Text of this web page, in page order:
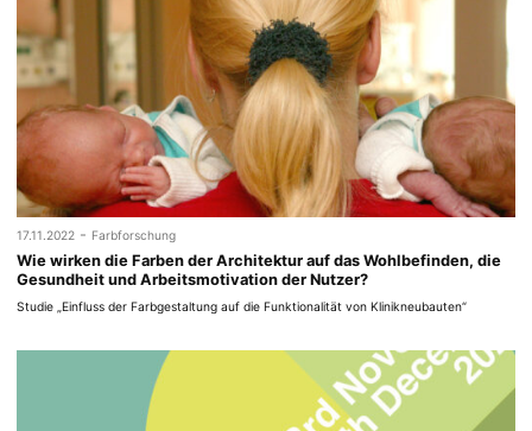
17.11.2022 - Farbforschung
Wie wirken die Farben der Architektur auf das Wohlbefinden, die
Gesundheit und Arbeitsmotivation der Nutzer?
Studie „Einfluss der Farbgestaltung auf die Funktionalität von Klinikneubauten“